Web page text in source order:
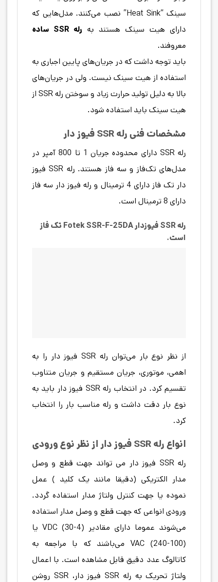
سینک “Heat Sink” نصب می‌کنند. مدل‌هایی که
دارای هیت سینک هستند به رله SSR ساده
معروفند.
باید توجه داشت که در جریان‌های پایین اجباری به
استفاده از هیت سینک نیست. ولی در جریان‌های
بالا به دلیل تولید حرارت زیاد و سوختن رله SSR از
هیت سینک باید استفاده شود.
مشخصات فنی رله SSR فیوز دار
رله SSR دارای محدوده جریان 1 تا 800 آمپر در
مدل‌های تک‌فاز و سه فاز هستند. رله SSR فیوز
دار تک فاز دارای 4 ترمینال و رله فیوز دار سه فاز
دارای 8 ترمینال است.
رله SSR فیوزدار Fotek SSR-F-25DA تک فاز
است.
از نظر نوع بار می‌توان رله SSR فیوز دار را به
اهمی، موتوری، جریان مستقیم و جریان متناوب
تقسیم کرد. در انتخاب رله SSR فیوز دار باید به
نوع بار دقت داشت و رله مناسب بار را انتخاب
کرد.
انواع رله SSR فیوز دار از نظر نوع ورودی
رله SSR فیوز دار می تواند جهت قطع و وصل
مدار الکتریکی (دقیقا مانند یک کلید ) عمل
نموده یا جهت کنترل ولتاژ مدار استفاده گردد.
ورودی انواعی که جهت قطع و وصل مدار استفاده
می‌شوند عموما دارای مقادیر (4-30) VDC یا
(100-240) VAC می‌باشند که با مراجعه به
کاتالوگ عدد دقیق قابل مشاهده است. با اعمال
ولتاژ تحریک به رله SSR فیوز دار، SSR روشن